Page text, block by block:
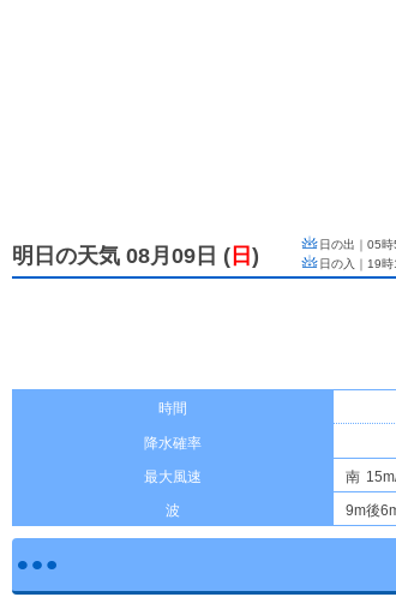
明日の天気 08月09日 ( 日 ) 日の出｜ 05時
日の入｜ 19
時間
降水確率
最大風速 南
波
9m後